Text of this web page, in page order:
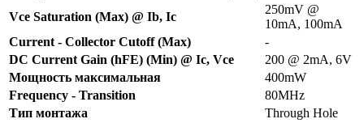
Vce Saturation (Max) @ Ib, Ic
250mV @
10mA, 100mA
Current - Collector Cutoff (Max)
-
DC Current Gain (hFE) (Min) @ Ic, Vce
200 @ 2mA, 6V
Мощность максимальная
400mW
Frequency - Transition
80MHz
Тип монтажа
Through Hole